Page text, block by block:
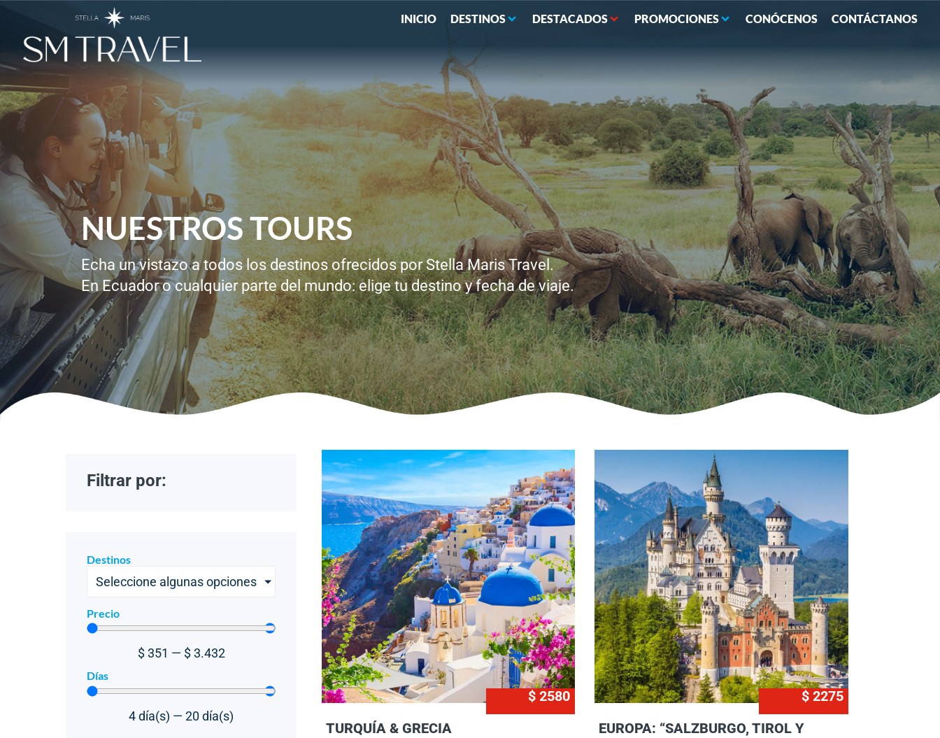
INICIO DESTINOS DESTACADOS PROMOCIONES CONÓCENOS CONTÁCTANOS
NUESTROS TOURS​
Echa un vistazo a todos los destinos ofrecidos por Stella Maris Travel.
En Ecuador o cualquier parte del mundo: elige tu destino y fecha de viaje.
Filtrar por:
Destinos
Seleccione algunas opciones
Precio
$ 351 — $ 3.432
Días
4día(s) — 20día(s)
$ 2580
TURQUÍA & GRECIA
$ 2275
EUROPA: “SALZBURGO, TIROL Y